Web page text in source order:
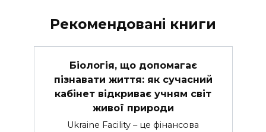
Рекомендовані книги
Біологія, що допомагає
пізнавати життя: як сучасний
кабінет відкриває учням світ
живої природи
Ukraine Facility – це фінансова